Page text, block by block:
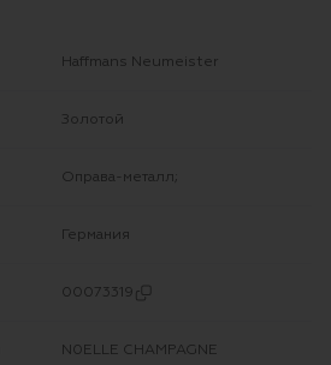
Haffmans Neumeister
Золотой
Оправа-металл;
Германия
00073319
N0ELLE CHAMPAGNE